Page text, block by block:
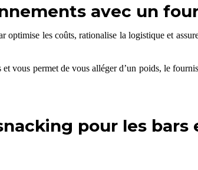
avec un
optimise les coûts, rationalise la logistique et
vous permet de vous alléger d’un poids, le
pour les bars